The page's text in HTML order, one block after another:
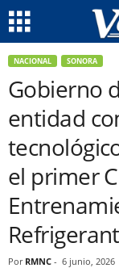
NACIONAL SONORA
Gobierno
entidad
el primer
Por RMNC - 6 junio, 2026